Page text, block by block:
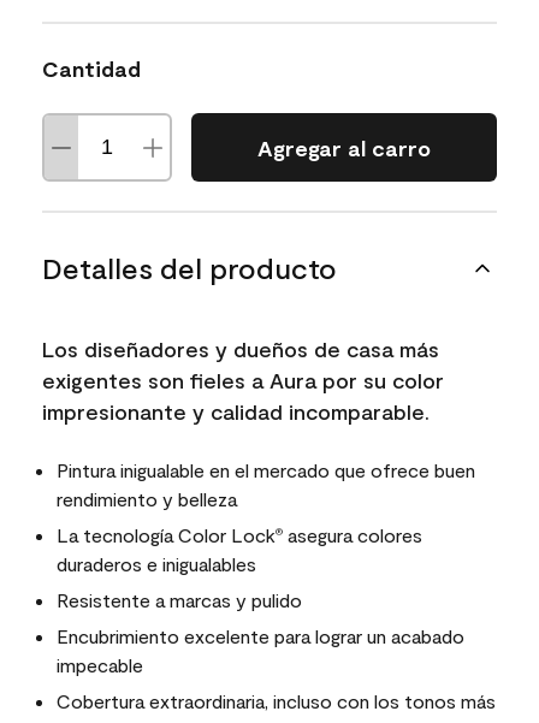
Cantidad
Agregar al carro
Detalles del producto
Los diseñadores y dueños de casa más
exigentes son fieles a Aura por su color
impresionante y calidad incomparable.
Pintura inigualable en el mercado que ofrece buen
rendimiento y belleza
La tecnología Color Lock® asegura colores
duraderos e inigualables
Resistente a marcas y pulido
Encubrimiento excelente para lograr un acabado
impecable
Cobertura extraordinaria, incluso con los tonos más